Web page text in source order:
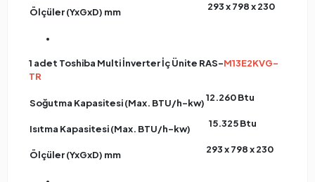
Ölçüler (YxGxD) mm 293 x 798 x 230
1 adet Toshiba Multi İnverter İç Ünite RAS-M13E2KVG-
TR
Soğutma Kapasitesi (Max. BTU/h-kw)12.260 Btu
Isıtma Kapasitesi (Max. BTU/h-kw) 15.325 Btu
Ölçüler (YxGxD) mm 293 x 798 x 230